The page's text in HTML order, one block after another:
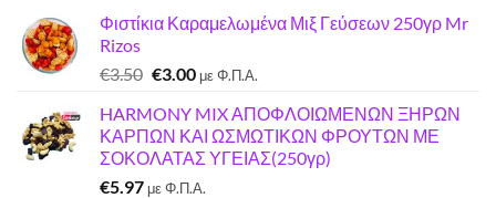
Φιστίκια Καραμελωμένα Μιξ Γεύσεων 250γρ Mr
Rizos
€3.50 Original
was:
€3.50.
€3.00Η
τιμή
είναι:
€3.00.
με Φ.Π.Α.
HARMONY MIX ΑΠΟΦΛΟΙΩΜΕΝΩΝ ΞΗΡΩΝ
ΚΑΡΠΩΝ ΚΑΙ ΩΣΜΩΤΙΚΩΝ ΦΡΟΥΤΩΝ ΜΕ
ΣΟΚΟΛΑΤΑΣ ΥΓΕΙΑΣ(250γρ)
€5.97 με Φ.Π.Α.